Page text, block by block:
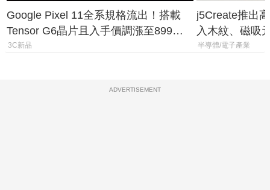
Google Pixel 11全系規格流出！搭載
Tensor G6晶片且入手價調漲至899美
元
3C新品
j5Create推出
入木紋、磁吸
半導體/電子產業
ADVERTISEMENT